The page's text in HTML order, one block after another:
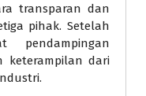
transparan dan
pihak. Setelah
pendampingan
keterampilan dari